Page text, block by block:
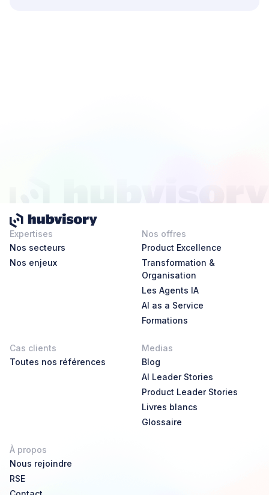
Expertises
Nos secteurs
Nos enjeux
Nos offres
Product Excellence
Transformation &
Organisation
Les Agents IA
AI as a Service
Formations
Cas clients
Toutes nos références
Medias
Blog
AI Leader Stories
Product Leader Stories
Livres blancs
Glossaire
À propos
Nous rejoindre
RSE